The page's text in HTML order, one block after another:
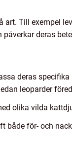
Till exempel
deras
deras
leoparder
olika vilda
både för- och